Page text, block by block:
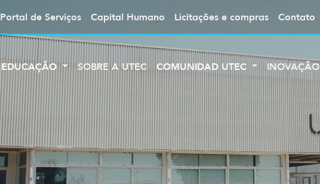
Portal de Serviços Capital Humano Licitações e compras Contato
EDUCAÇÃO SOBRE A UTEC COMUNIDAD UTEC INOVAÇÃO